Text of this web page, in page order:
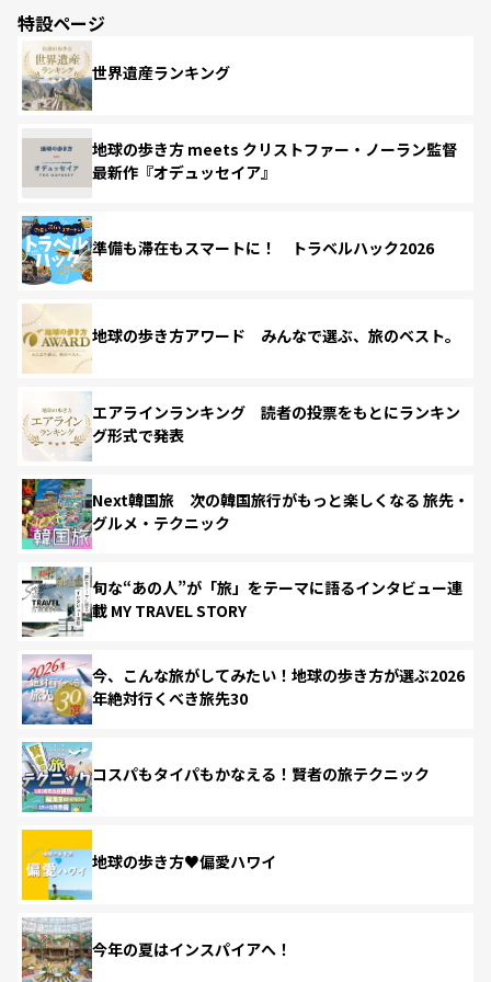
特設ページ
世界遺産ランキング
地球の歩き方 meets クリストファー・ノーラン監督
最新作『オデュッセイア』
準備も滞在もスマートに！ トラベルハック2026
地球の歩き方アワード みんなで選ぶ、旅のベスト。
エアラインランキング 読者の投票をもとにランキン
グ形式で発表
Next韓国旅 次の韓国旅行がもっと楽しくなる 旅先・
グルメ・テクニック
旬な“あの人”が「旅」をテーマに語るインタビュー連
載 MY TRAVEL STORY
今、こんな旅がしてみたい！地球の歩き方が選ぶ2026
年絶対行くべき旅先30
コスパもタイパもかなえる！賢者の旅テクニック
地球の歩き方♥偏愛ハワイ
今年の夏はインスパイアへ！